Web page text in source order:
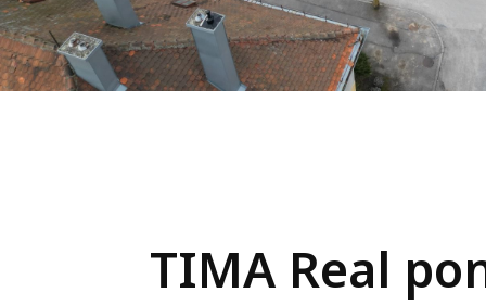
TIMA Real